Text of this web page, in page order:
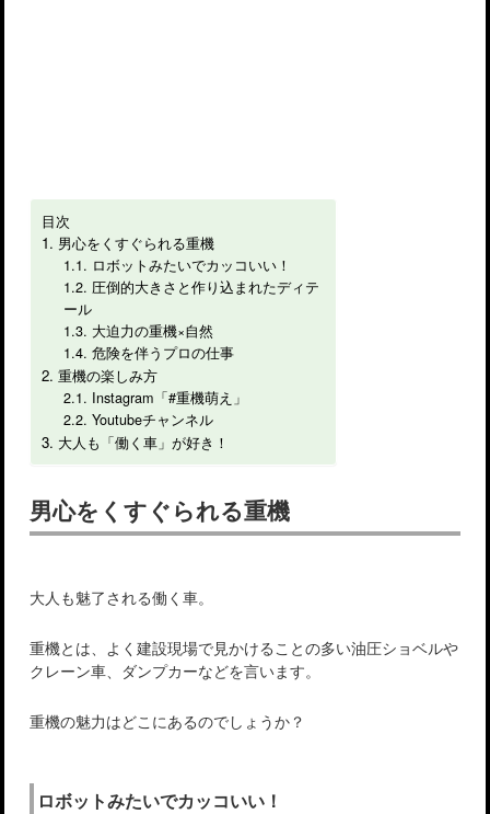
目次
男心をくすぐられる重機
ロボットみたいでカッコいい！
圧倒的大きさと作り込まれたディテ
ール
大迫力の重機×自然
危険を伴うプロの仕事
重機の楽しみ方
Instagram「#重機萌え」
Youtubeチャンネル
大人も「働く車」が好き！
男心をくすぐられる重機
大人も魅了される働く車。
重機とは、よく建設現場で見かけることの多い油圧ショベルや
クレーン車、ダンプカーなどを言います。
重機の魅力はどこにあるのでしょうか？
ロボットみたいでカッコいい！